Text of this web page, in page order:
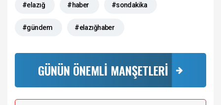
#elazığ #haber #sondakika
#gündem #elazığhaber
GÜNÜN ÖNEMLİ MANŞETLERİ